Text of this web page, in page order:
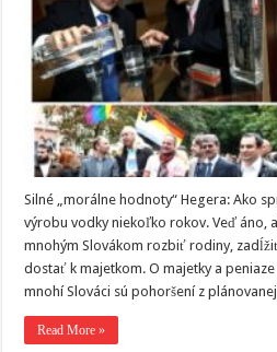
Silné „morálne hodnoty“ Hegera: Ako
výrobu vodky niekoľko rokov. Veď áno,
mnohým Slovákom rozbiť rodiny,
dostať k majetkom. O majetky a
mnohí Slováci sú pohoršení z
Read More »